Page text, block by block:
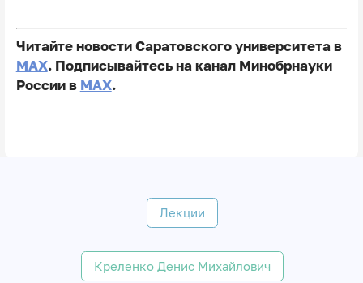
Читайте новости Саратовского университета в
MAX. Подписывайтесь на канал Минобрнауки
России в MAX.
Лекции
Креленко Денис Михайлович